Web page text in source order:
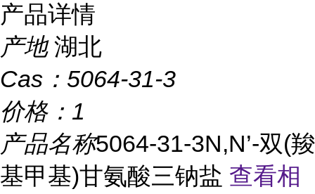
产品详情
产地 湖北
Cas： 5064-31-3
价格： 1
产品名称5064-31-3N,N’-双(羧
基甲基)甘氨酸三钠盐 查看相